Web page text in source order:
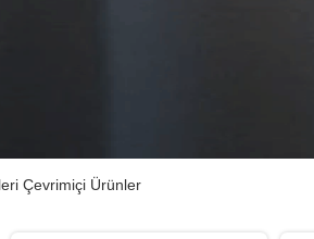
Çevrimiçi Ürünler